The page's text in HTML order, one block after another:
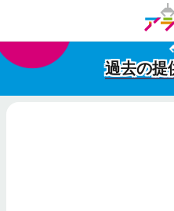
過去の提